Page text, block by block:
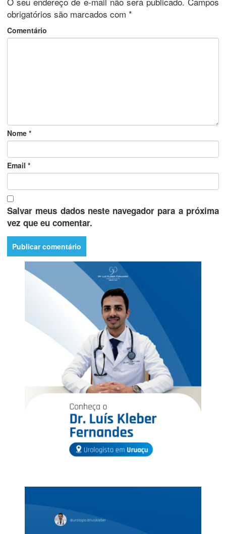
obrigatórios são marcados com *
Comentário
Nome *
Email *
Salvar meus dados neste navegador para a próxima
vez que eu comentar.